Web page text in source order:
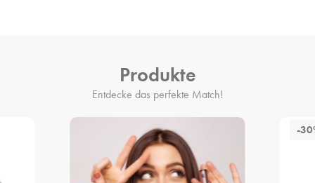
Produkte
Entdecke das perfekte Match!
-